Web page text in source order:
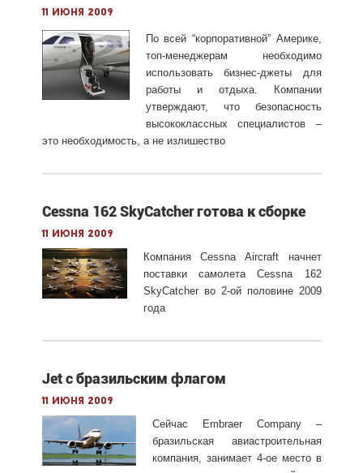
11 июня 2009
По всей “корпоративной” Америке,
топ-менеджерам необходимо
использовать бизнес-джеты для
работы и отдыха. Компании
утверждают, что безопасность
высококлассных специалистов –
это необходимость, а не излишество
Cessna 162 SkyCatcher готова к сборке
11 июня 2009
Компания Cessna Aircraft начнет
поставки самолета Cessna 162
SkyCatcher во 2-ой половине 2009
года
Jet с бразильским флагом
11 июня 2009
Сейчас Embraer Company –
бразильская авиастроительная
компания, занимает 4-ое место в